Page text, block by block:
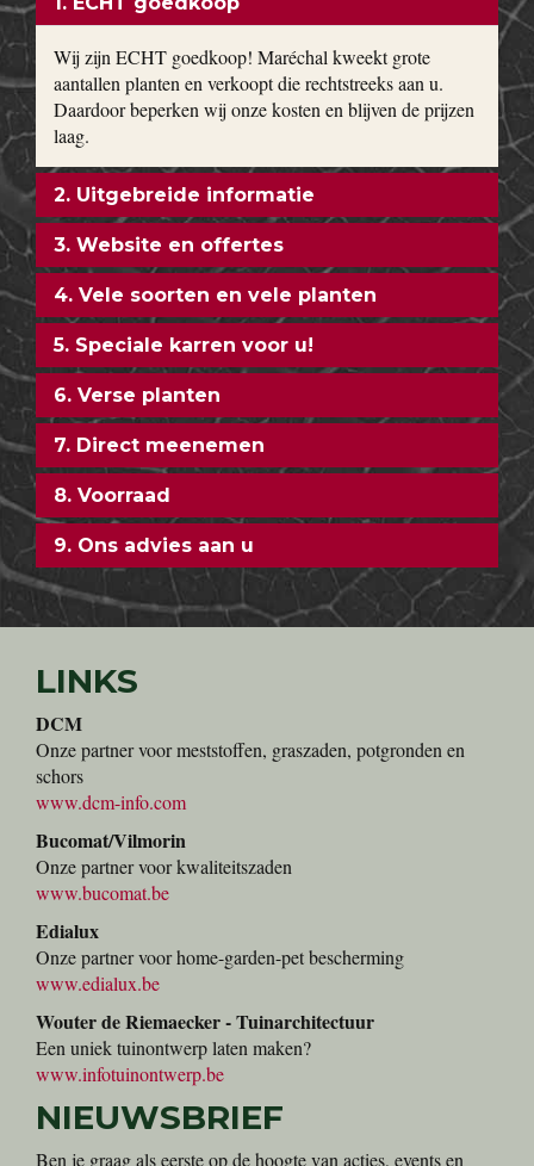
Magnolia, toverhazelaar, Forsythia en Calycanthus kun je bij
ons vinden. Bodembedekkers, klimop, lavendel,
siergrassen en vaste planten worden gekweekt in onze eigen
kwekerij. Ons motto: goedkoop en direct uit de kwekerij naar
uw tuin!
ONZE FORMULE
1. ECHT goedkoop
Wij zijn ECHT goedkoop! Maréchal kweekt grote
aantallen planten en verkoopt die rechtstreeks aan u.
Daardoor beperken wij onze kosten en blijven de prijzen
laag.
2. Uitgebreide informatie
3. Website en offertes
4. Vele soorten en vele planten
5. Speciale karren voor u!
6. Verse planten
8. Voorraad
9. Ons advies aan u
LINKS
DCM
Onze partner voor meststoffen, graszaden, potgronden en
schors
Bucomat/Vilmorin
Onze partner voor kwaliteitszaden
Edialux
Onze partner voor home-garden-pet bescherming